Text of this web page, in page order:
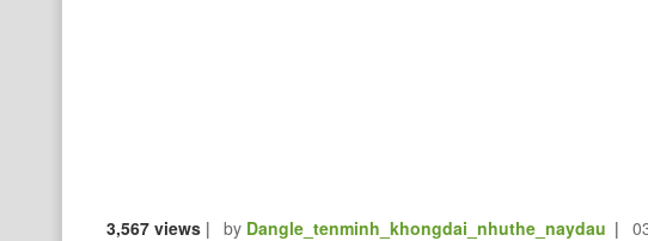
3,567 views | by Dangle_tenminh_khongdai_nhuthe_naydau |